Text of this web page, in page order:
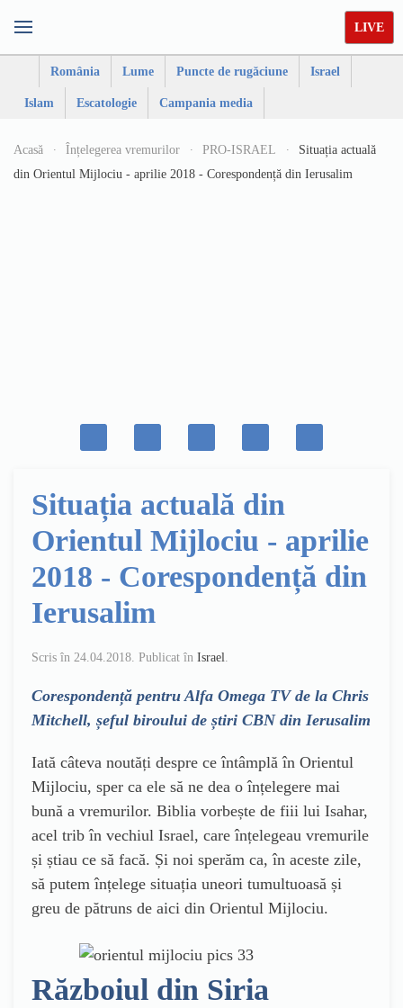
LIVE
România Lume Puncte de rugăciune Israel
Islam Escatologie Campania media
Acasă Înțelegerea vremurilor PRO-ISRAEL
Situația actuală
din Orientul Mijlociu - aprilie 2018 - Corespondență din Ierusalim
Situația actuală din
Orientul Mijlociu - aprilie
2018 - Corespondență din
Ierusalim
Scris în 24.04.2018. Publicat în Israel.
Corespondență pentru Alfa Omega TV de la Chris
Mitchell, șeful biroului de știri CBN din Ierusalim
Iată câteva noutăți despre ce întâmplă în Orientul
Mijlociu, sper ca ele să ne dea o înțelegere mai
bună a vremurilor. Biblia vorbește de fiii lui Isahar,
acel trib în vechiul Israel, care înțelegeau vremurile
și știau ce să facă. Și noi sperăm ca, în aceste zile,
să putem înțelege situația uneori tumultuoasă și
greu de pătruns de aici din Orientul Mijlociu.
Războiul din Siria